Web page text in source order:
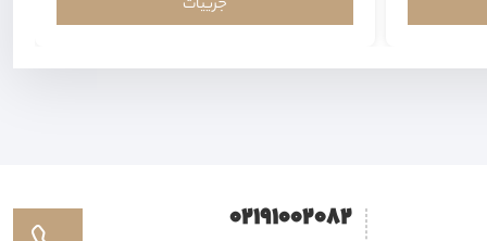
جزییات
02191002082